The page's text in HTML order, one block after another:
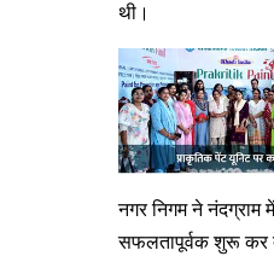
थी।
नगर निगम ने नंदग्राम
सफलतापूर्वक शुरू कर